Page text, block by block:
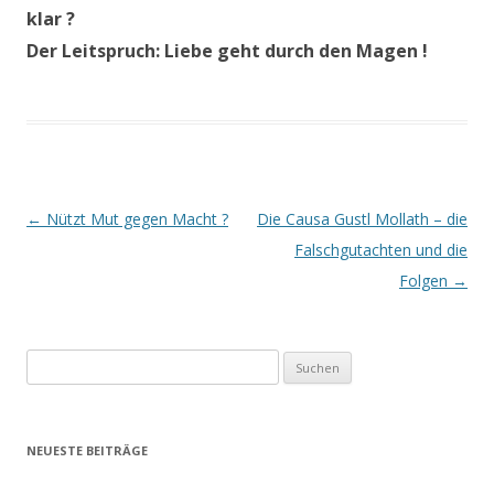
klar ?
Der Leitspruch: Liebe geht durch den Magen !
Beitrags-
← Nützt Mut gegen Macht ?
Die Causa Gustl Mollath – die
Falschgutachten und die
Folgen →
nach:
NEUESTE BEITRÄGE